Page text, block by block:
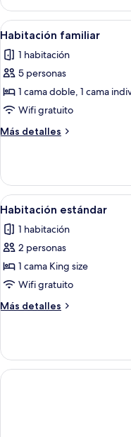
triple
Abrir
todas
las
fotos
de
Habitación
familiar
6
Habitación familiar
1 habitación
5 personas
1 cama doble, 1 cama
Wifi gratuito
Más detalles
Más
familiar
Abrir
todas
las
fotos
de
Habitación
estándar
8
Habitación estándar
1 habitación
2 personas
1 cama King size
Wifi gratuito
Más detalles
Más
estándar